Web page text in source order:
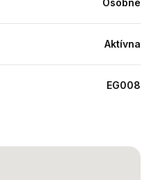
Osobné
Aktívna
EG008